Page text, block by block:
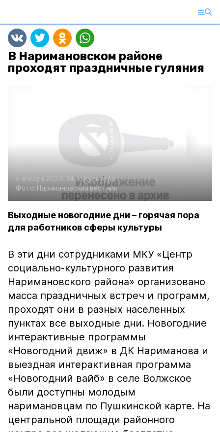
В Наримановском районе
проходят праздничные гуляния
6 января 2023, 14:33Культура
Фото: Наримановский вестник
Выходные новогодние дни – горячая пора
для работников сферы культуры
В эти дни сотрудниками МКУ «Центр
социально-культурного развития
Наримановского района» организовано
масса праздничных встреч и программ,
проходят они в разных населенных
пунктах все выходные дни. Новогодние
интерактивные программы
«Новогодний движ» в ДК Нариманова и
выездная интерактивная программа
«Новогодний вайб» в селе Волжское
были доступны молодым
наримановцам по Пушкинской карте. На
центральной площади районного